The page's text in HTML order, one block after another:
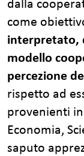
dalla
come
interpretato,
modello
percezione
rispetto ad
provenienti
Economia,
saputo